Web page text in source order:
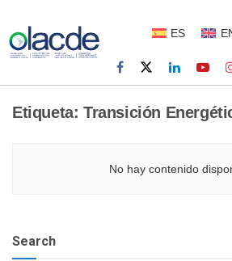
ES
Etiqueta: Transición
No hay contenido
Search